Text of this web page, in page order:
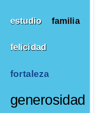
estudio familia
felicidad
fortaleza
generosidad